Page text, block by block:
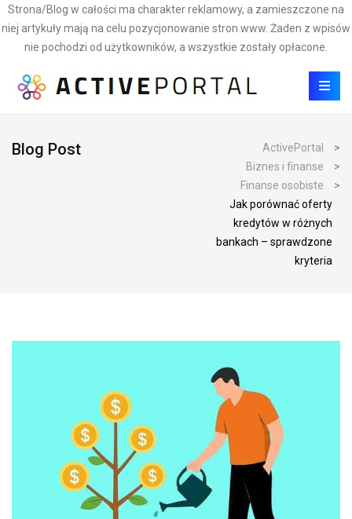
Strona/Blog w całości ma charakter reklamowy, a zamieszczone na
niej artykuły mają na celu pozycjonowanie stron www. Żaden z wpisów
nie pochodzi od użytkowników, a wszystkie zostały opłacone.
Blog Post ActivePortal
>
Biznes i finanse
>
Finanse osobiste
>
Jak porównać oferty
kredytów w różnych
bankach – sprawdzone
kryteria